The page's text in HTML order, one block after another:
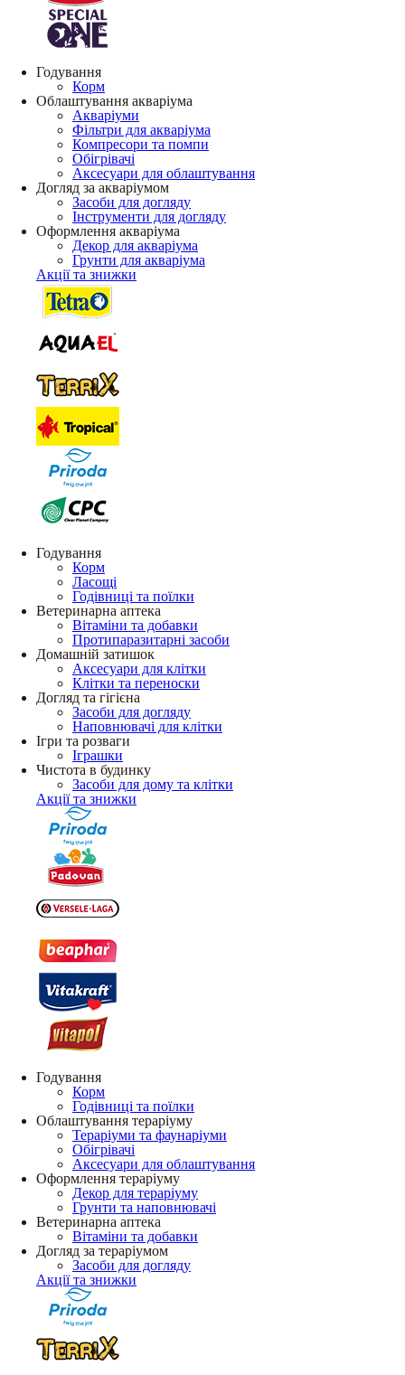
Годування
Корм
Облаштування акваріума
Акваріуми
Фільтри для акваріума
Компресори та помпи
Обігрівачі
Аксесуари для облаштування
Догляд за акваріумом
Засоби для догляду
Інструменти для догляду
Оформлення акваріума
Декор для акваріума
Грунти для акваріума
Акції та знижки
Годування
Корм
Ласощі
Годівниці та поїлки
Ветеринарна аптека
Вітаміни та добавки
Протипаразитарні засоби
Домашній затишок
Аксесуари для клітки
Клітки та переноски
Догляд та гігієна
Засоби для догляду
Наповнювачі для клітки
Ігри та розваги
Іграшки
Чистота в будинку
Засоби для дому та клітки
Акції та знижки
Годування
Корм
Годівниці та поїлки
Облаштування тераріуму
Тераріуми та фаунаріуми
Обігрівачі
Аксесуари для облаштування
Оформлення тераріуму
Декор для тераріуму
Грунти та наповнювачі
Ветеринарна аптека
Вітаміни та добавки
Догляд за тераріумом
Засоби для догляду
Акції та знижки